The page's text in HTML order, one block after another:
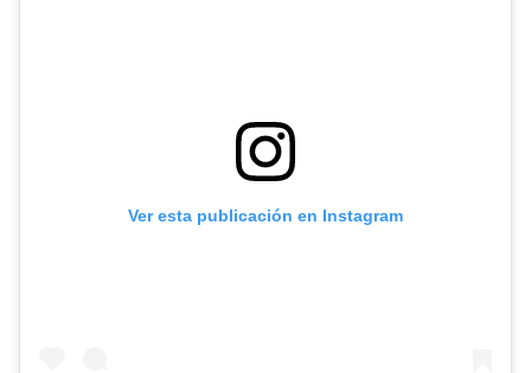
Ver esta publicación en Instagram